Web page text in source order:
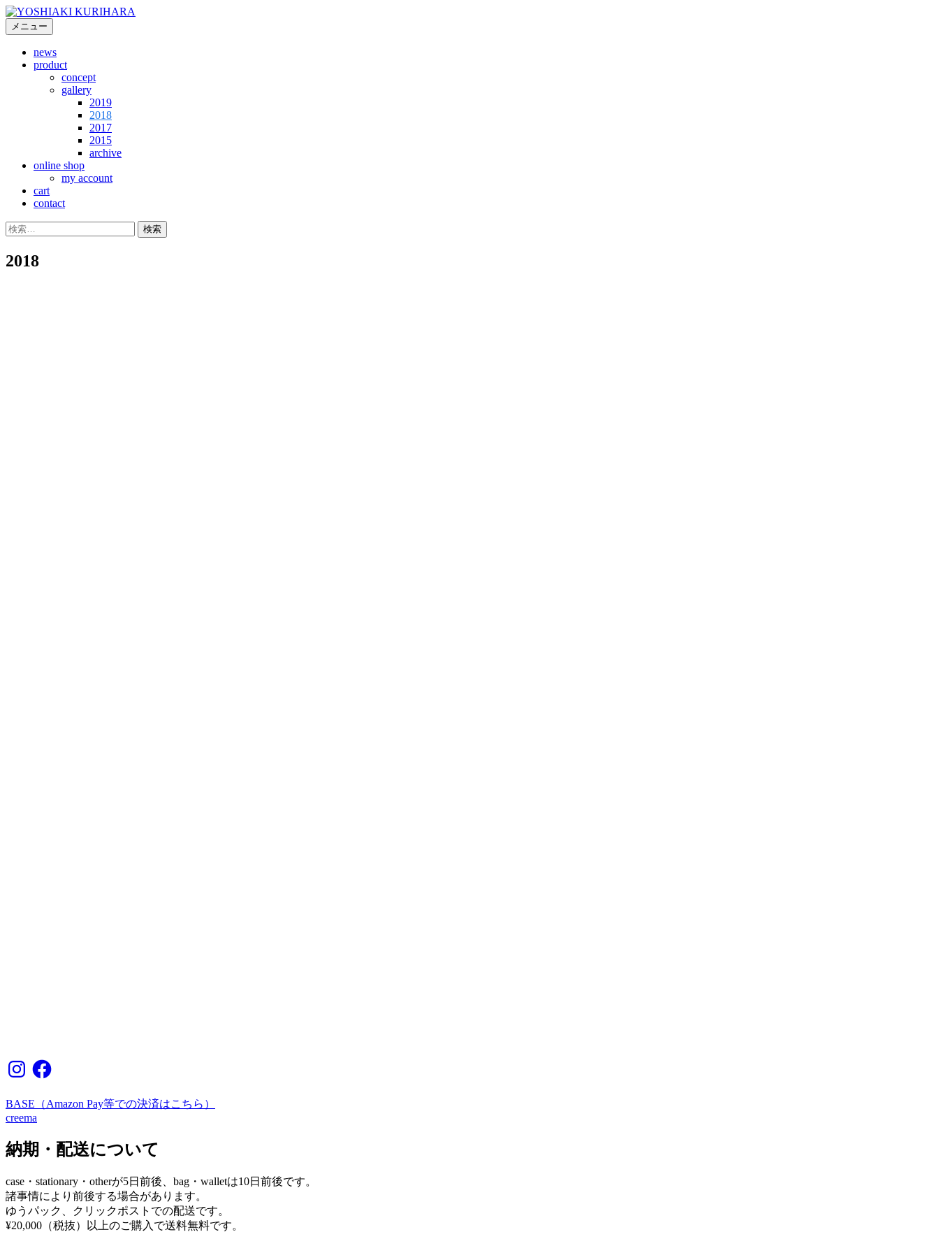
コ
ンメニュー
news
product
concept
gallery
2019
2018
2017
2015
archive
online shop
my account
cart
contact
検
2018
InstagramFacebook
BASE（Amazon Pay等での決済はこちら）
creema
納期・配送について
case・stationary・otherが5日前後、bag・walletは10日前後です。
諸事情により前後する場合があります。
ゆうパック、クリックポストでの配送です。
¥20,000（税抜）以上のご購入で送料無料です。